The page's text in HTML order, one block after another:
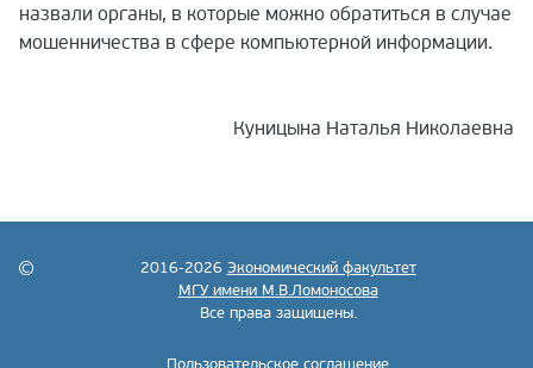
назвали органы, в которые можно обратиться в случае
мошенничества в сфере компьютерной информации.
Куницына Наталья Николаевна
2016-2026 Экономический факультет
МГУ имени М.В.Ломоносова
Все права защищены.